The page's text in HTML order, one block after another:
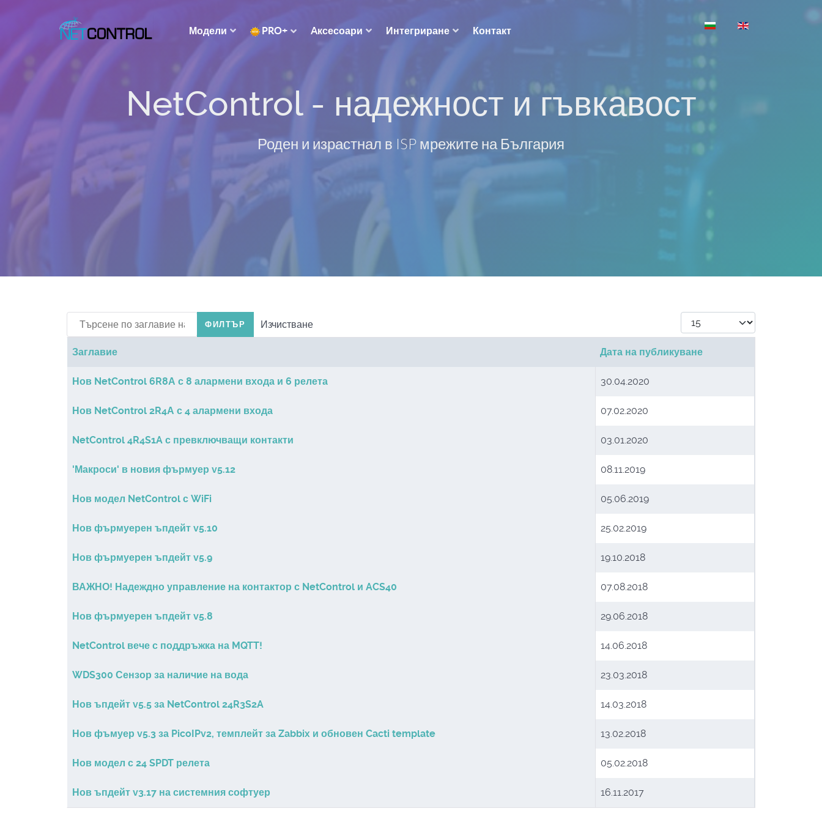
Модели PRO+ Aксесоари Интегриране Контакт
Изберете език
NetControl - надежност и гъвкавост
Роден и израстнал в ISP мрежите на България
Търсене по заглавие на контактаФИЛТЪР Изчистване Брой записи #
Статии
Заглавие Дата на публикуване
Нов NetControl 6R8А с 8 алармени входа и 6 релета 30.04.2020
Нов NetControl 2R4А с 4 алармени входа 07.02.2020
NetControl 4R4S1A с превключващи контакти 03.01.2020
'Макроси' в новия фърмуер v5.12 08.11.2019
Нов модел NetControl с WiFi 05.06.2019
Нов фърмуерен ъпдейт v5.10 25.02.2019
Нов фърмуерен ъпдейт v5.9 19.10.2018
ВАЖНО! Надеждно управление на контактор с NetControl и ACS40 07.08.2018
Нов фърмуерен ъпдейт v5.8 29.06.2018
NetControl вече с поддръжка на MQTT! 14.06.2018
WDS300 Сензор за наличие на вода 23.03.2018
Нов ъпдейт v5.5 за NetControl 24R3S2A 14.03.2018
Нов фъмуер v5.3 за PicoIPv2, темплейт за Zabbix и обновен Cacti template 13.02.2018
Нов модел с 24 SPDT релета 05.02.2018
Нов ъпдейт v3.17 на системния софтуер 16.11.2017